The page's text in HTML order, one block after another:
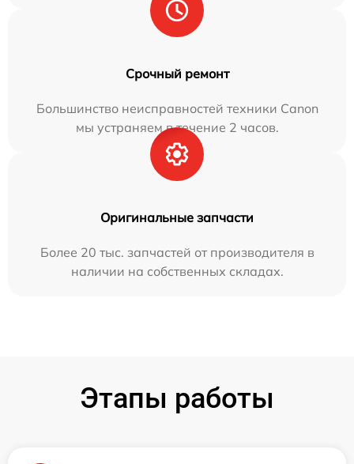
Срочный ремонт
Большинство неисправностей техники Canon
мы устраняем в течение 2 часов.
Оригинальные запчасти
Более 20 тыс. запчастей от производителя в
наличии на собственных складах.
Этапы работы